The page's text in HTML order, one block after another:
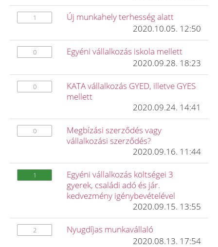
1
Új munkahely terhesség alatt
2020.10.05. 12:50
0
Egyéni vállalkozás iskola mellett
2020.09.28. 18:23
0
KATA vállalkozás GYED, illetve GYES
mellett
2020.09.24. 14:41
0
Megbízási szerződés vagy
vállalkozási szerződés?
2020.09.16. 11:44
1
Egyéni vállalkozás költségei 3
gyerek, családi adó és jár.
kedvezmény igénybevételével
2020.09.15. 13:55
2
Nyugdíjas munkavállaló
2020.08.13. 17:54